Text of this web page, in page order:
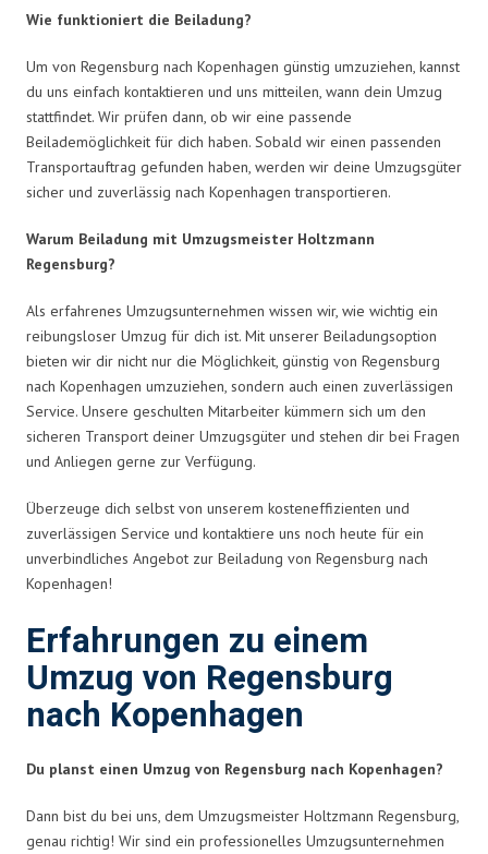
Wie funktioniert die Beiladung?
Um von Regensburg nach Kopenhagen günstig umzuziehen, kannst
du uns einfach kontaktieren und uns mitteilen, wann dein Umzug
stattfindet. Wir prüfen dann, ob wir eine passende
Beilademöglichkeit für dich haben. Sobald wir einen passenden
Transportauftrag gefunden haben, werden wir deine Umzugsgüter
sicher und zuverlässig nach Kopenhagen transportieren.
Warum Beiladung mit Umzugsmeister Holtzmann
Regensburg?
Als erfahrenes Umzugsunternehmen wissen wir, wie wichtig ein
reibungsloser Umzug für dich ist. Mit unserer Beiladungsoption
bieten wir dir nicht nur die Möglichkeit, günstig von Regensburg
nach Kopenhagen umzuziehen, sondern auch einen zuverlässigen
Service. Unsere geschulten Mitarbeiter kümmern sich um den
sicheren Transport deiner Umzugsgüter und stehen dir bei Fragen
und Anliegen gerne zur Verfügung.
Überzeuge dich selbst von unserem kosteneffizienten und
zuverlässigen Service und kontaktiere uns noch heute für ein
unverbindliches Angebot zur Beiladung von Regensburg nach
Kopenhagen!
Erfahrungen zu einem
Umzug von Regensburg
nach Kopenhagen
Du planst einen Umzug von Regensburg nach Kopenhagen?
Dann bist du bei uns, dem Umzugsmeister Holtzmann Regensburg,
genau richtig! Wir sind ein professionelles Umzugsunternehmen